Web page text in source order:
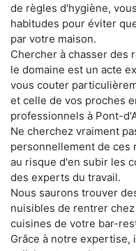
de règles d'hygiène,
habitudes pour éviter
par votre maison.
Chercher à chasser des
le domaine est un acte
vous couter
et celle de vos proches
professionnels à Pont-
Ne cherchez vraiment
personnellement de ces
au risque d'en subir les
des experts du travail.
Nous saurons trouver
nuisibles de rentrer
cuisines de votre bar-
Grâce à notre expertise,